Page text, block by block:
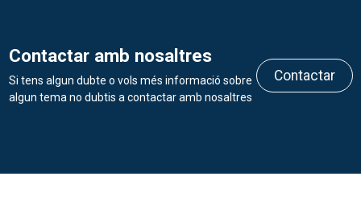
Contactar amb nosaltres
Si tens algun dubte o vols més informació sobre
algun tema no dubtis a contactar amb nosaltres
Contactar